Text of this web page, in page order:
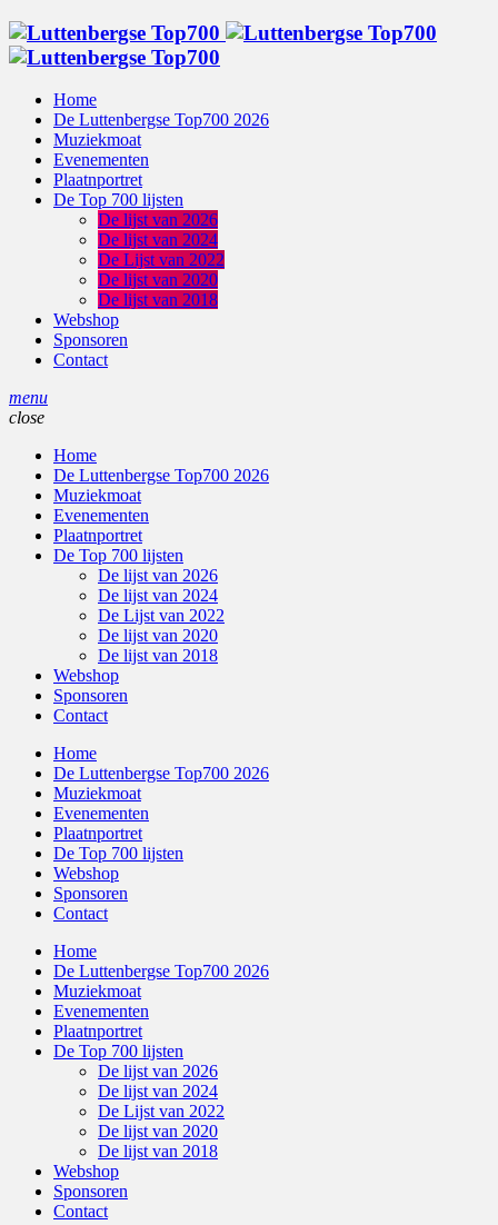
Home
De Luttenbergse Top700 2026
Muziekmoat
Evenementen
Plaatnportret
De Top 700 lijsten
De lijst van 2026
De lijst van 2024
De Lijst van 2022
De lijst van 2020
De lijst van 2018
Webshop
Sponsoren
Contact
menu
close
Home
De Luttenbergse Top700 2026
Muziekmoat
Evenementen
Plaatnportret
De Top 700 lijsten
De lijst van 2026
De lijst van 2024
De Lijst van 2022
De lijst van 2020
De lijst van 2018
Webshop
Sponsoren
Contact
Home
De Luttenbergse Top700 2026
Muziekmoat
Evenementen
Plaatnportret
De Top 700 lijsten
Webshop
Sponsoren
Contact
Home
De Luttenbergse Top700 2026
Muziekmoat
Evenementen
Plaatnportret
De Top 700 lijsten
De lijst van 2026
De lijst van 2024
De Lijst van 2022
De lijst van 2020
De lijst van 2018
Webshop
Sponsoren
Contact